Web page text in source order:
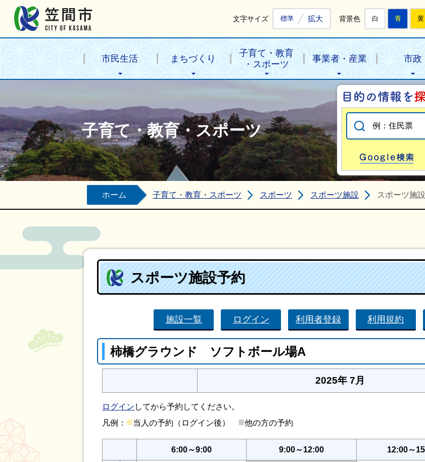
文字サイズ 標準 拡大 背景色 白 青 黄
市民生活 まちづくり
子育て・教育
・スポーツ
事業者・産業 市政
子育て・教育・スポーツ
ホーム 子育て・教育・スポーツ スポーツ スポーツ施設 スポーツ施
スポーツ施設予約
施設一覧 ログイン 利用者登録 利用規約
柿橋グラウンド ソフトボール場A
2025年 7月
ログイン してから予約してください。
凡例： ■当人の予約（ログイン後） ■他の方の予約
6:00～9:00 9:00～12:00 12:00～